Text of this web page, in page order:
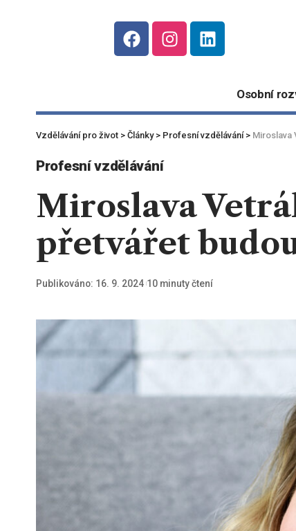
Osobní
Vzdělávání pro život > Články> Profesní vzdělávání> Miroslava
Profesní vzdělávání
Miroslava
přetvářet
Publikováno: 16. 9. 2024 10 minuty čtení